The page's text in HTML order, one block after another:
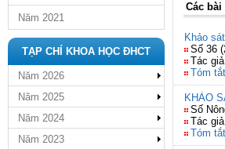
Năm 2021
TẠP CHÍ KHOA HỌC ĐHCT
Năm 2026
Năm 2025
Năm 2024
Năm 2023
Các bài
Khảo
Số 36
Tác
Tóm tắt
KHẢO
Số
Tác
Tóm tắt